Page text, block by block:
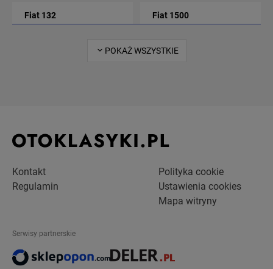
Fiat 132
5
Fiat 1500
1
Fiat Uno
1
POKAŻ WSZYSTKIE
Kontakt
Regulamin
Polityka cookie
Ustawienia cookies
Mapa witryny
Serwisy partnerskie